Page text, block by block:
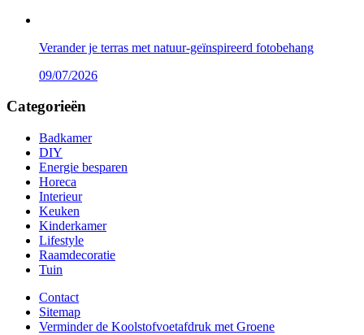
Verander je terras met natuur-geïnspireerd fotobehang
09/07/2026
Categorieën
Badkamer
DIY
Energie besparen
Horeca
Interieur
Keuken
Kinderkamer
Lifestyle
Raamdecoratie
Tuin
Contact
Sitemap
Verminder de Koolstofvoetafdruk met Groene